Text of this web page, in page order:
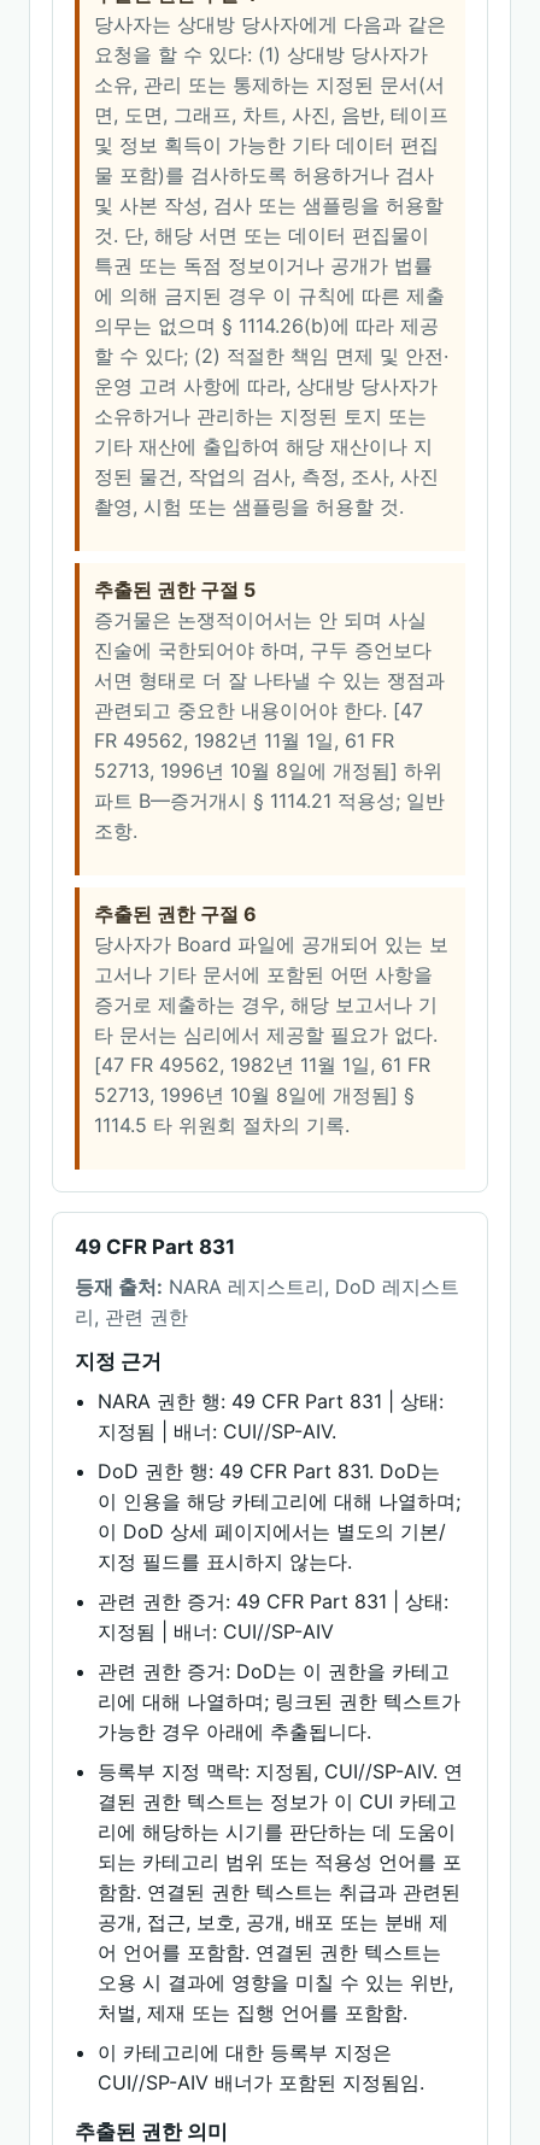
당사자는 상대방 당사자에게 다음과 같은
요청을 할 수 있다: (1) 상대방 당사자가
소유, 관리 또는 통제하는 지정된 문서(서
면, 도면, 그래프, 차트, 사진, 음반, 테이프
및 정보 획득이 가능한 기타 데이터 편집
물 포함)를 검사하도록 허용하거나 검사
및 사본 작성, 검사 또는 샘플링을 허용할
것. 단, 해당 서면 또는 데이터 편집물이
특권 또는 독점 정보이거나 공개가 법률
에 의해 금지된 경우 이 규칙에 따른 제출
의무는 없으며 § 1114.26(b)에 따라 제공
할 수 있다; (2) 적절한 책임 면제 및 안전·
운영 고려 사항에 따라, 상대방 당사자가
소유하거나 관리하는 지정된 토지 또는
기타 재산에 출입하여 해당 재산이나 지
정된 물건, 작업의 검사, 측정, 조사, 사진
촬영, 시험 또는 샘플링을 허용할 것.
추출된 권한 구절 5
증거물은 논쟁적이어서는 안 되며 사실
진술에 국한되어야 하며, 구두 증언보다
서면 형태로 더 잘 나타낼 수 있는 쟁점과
관련되고 중요한 내용이어야 한다. [47
FR 49562, 1982년 11월 1일, 61 FR
52713, 1996년 10월 8일에 개정됨] 하위
파트 B—증거개시 § 1114.21 적용성; 일반
조항.
추출된 권한 구절 6
당사자가 Board 파일에 공개되어 있는 보
고서나 기타 문서에 포함된 어떤 사항을
증거로 제출하는 경우, 해당 보고서나 기
타 문서는 심리에서 제공할 필요가 없다.
[47 FR 49562, 1982년 11월 1일, 61 FR
52713, 1996년 10월 8일에 개정됨] §
1114.5 타 위원회 절차의 기록.
49 CFR Part 831
등재 출처: NARA 레지스트리, DoD 레지스트
리, 관련 권한
지정 근거
NARA 권한 행: 49 CFR Part 831 | 상태:
지정됨 | 배너: CUI//SP-AIV.
DoD 권한 행: 49 CFR Part 831. DoD는
이 인용을 해당 카테고리에 대해 나열하며;
이 DoD 상세 페이지에서는 별도의 기본/
지정 필드를 표시하지 않는다.
관련 권한 증거: 49 CFR Part 831 | 상태:
지정됨 | 배너: CUI//SP-AIV
관련 권한 증거: DoD는 이 권한을 카테고
리에 대해 나열하며; 링크된 권한 텍스트가
가능한 경우 아래에 추출됩니다.
등록부 지정 맥락: 지정됨, CUI//SP-AIV. 연
결된 권한 텍스트는 정보가 이 CUI 카테고
리에 해당하는 시기를 판단하는 데 도움이
되는 카테고리 범위 또는 적용성 언어를 포
함함. 연결된 권한 텍스트는 취급과 관련된
공개, 접근, 보호, 공개, 배포 또는 분배 제
어 언어를 포함함. 연결된 권한 텍스트는
오용 시 결과에 영향을 미칠 수 있는 위반,
처벌, 제재 또는 집행 언어를 포함함.
이 카테고리에 대한 등록부 지정은
CUI//SP-AIV 배너가 포함된 지정됨임.
추출된 권한 의미